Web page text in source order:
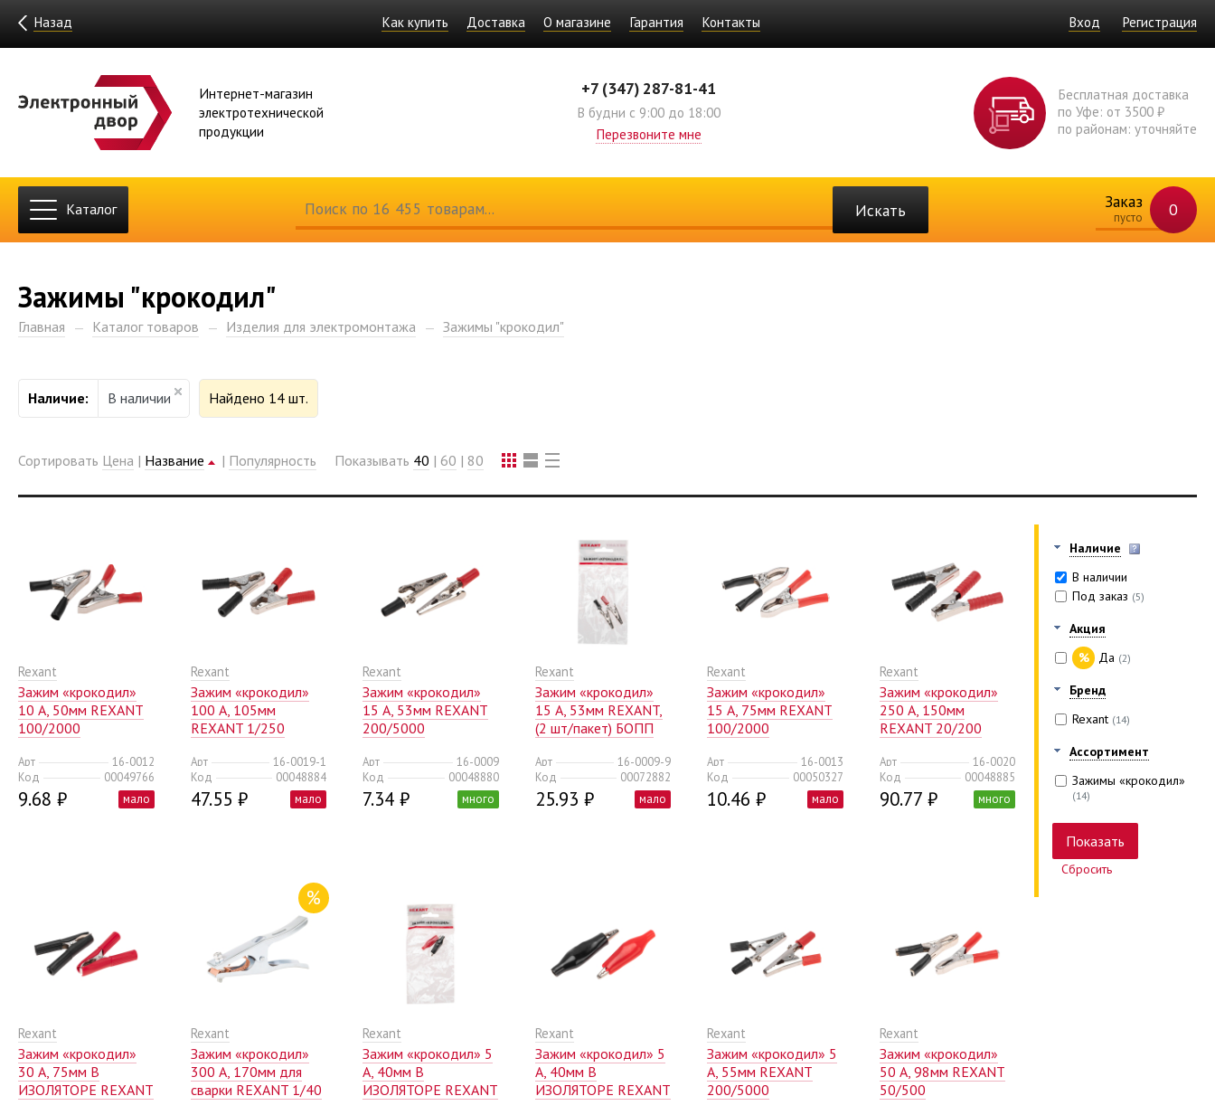
Назад Как купить Доставка О магазине Гарантия Контакты Вход Регистрация
Интернет-магазин
электротехнической
продукции
+7 (347) 287-81-41
В будни с 9:00 до 18:00
Перезвоните мне
Бесплатная доставка
по Уфе: от 3500 ₽
по районам: уточняйте
Каталог Искать Заказ 0
пусто
Зажимы "крокодил"
Главная Каталог товаров Изделия для электромонтажа Зажимы "крокодил"
Наличие: В наличии Найдено 14 шт.
Сортировать Цена | Название | Популярность Показывать 40 | 60 | 80
Rexant
Зажим «крокодил»
10 А, 50мм REXANT
100/2000
Арт
16-0012
Код
00049766
9.68 ₽ мало
Rexant
Зажим «крокодил»
100 А, 105мм
REXANT 1/250
Арт
16-0019-1
Код
00048884
47.55 ₽ мало
Rexant
Зажим «крокодил»
15 А, 53мм REXANT
200/5000
Арт
16-0009
Код
00048880
7.34 ₽ много
Rexant
Зажим «крокодил»
15 А, 53мм REXANT,
(2 шт/пакет) БОПП
Арт
16-0009-9
Код
00072882
25.93 ₽ мало
Rexant
Зажим «крокодил»
15 А, 75мм REXANT
100/2000
Арт
16-0013
Код
00050327
10.46 ₽ мало
Rexant
Зажим «крокодил»
250 А, 150мм
REXANT 20/200
Арт
16-0020
Код
00048885
90.77 ₽ много
Rexant
Зажим «крокодил»
30 А, 75мм В
ИЗОЛЯТОРЕ REXANT
%
Rexant
Зажим «крокодил»
300 А, 170мм для
сварки REXANT 1/40
Rexant
Зажим «крокодил» 5
А, 40мм В
ИЗОЛЯТОРЕ REXANT
Rexant
Зажим «крокодил» 5
А, 40мм В
ИЗОЛЯТОРЕ REXANT
Rexant
Зажим «крокодил» 5
А, 55мм REXANT
200/5000
Rexant
Зажим «крокодил»
50 А, 98мм REXANT
50/500
Наличие
В наличии
Под заказ (5)
Акция
%
Да (2)
Бренд
Rexant (14)
Ассортимент
Зажимы «крокодил»
(14)
Сбросить